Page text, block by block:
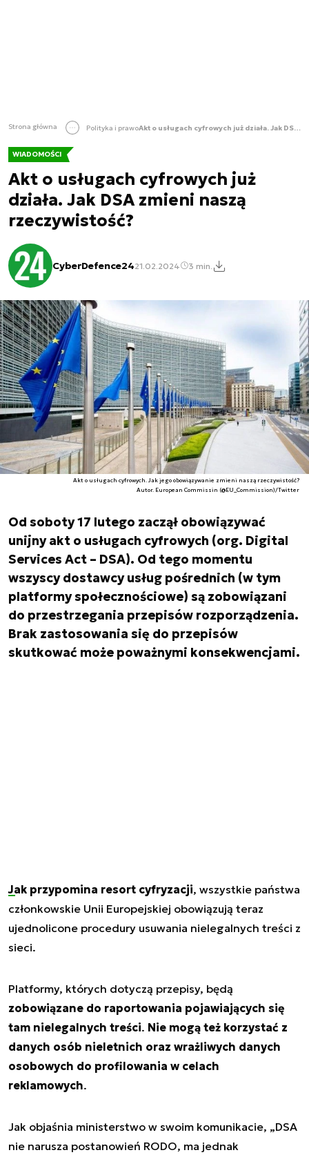
Strona główna Polityka i prawo Akt o usługach cyfrowych już działa. Jak DSA zmieni naszą rzeczywistość?
WIADOMOŚCI
Akt o usługach cyfrowych już
działa. Jak DSA zmieni naszą
rzeczywistość?
CyberDefence2421.02.2024 3 min.
Akt o usługach cyfrowych. Jak jego obowiązywanie zmieni naszą rzeczywistość?
Autor. European Commissin (@EU_Commission)/Twitter
Od soboty 17 lutego zaczął obowiązywać
unijny akt o usługach cyfrowych (org. Digital
Services Act – DSA). Od tego momentu
wszyscy dostawcy usług pośrednich (w tym
platformy społecznościowe) są zobowiązani
do przestrzegania przepisów rozporządzenia.
Brak zastosowania się do przepisów
skutkować może poważnymi konsekwencjami.
Jak przypomina resort cyfryzacji, wszystkie państwa
członkowskie Unii Europejskiej obowiązują teraz
ujednolicone procedury usuwania nielegalnych treści z
sieci.
Platformy, których dotyczą przepisy, będą
zobowiązane do raportowania pojawiających się
tam nielegalnych treści. Nie mogą też korzystać z
danych osób nieletnich oraz wrażliwych danych
osobowych do profilowania w celach
reklamowych.
Jak objaśnia ministerstwo w swoim komunikacie, „DSA
nie narusza postanowień RODO, ma jednak